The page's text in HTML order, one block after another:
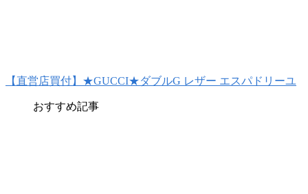
【直営店買付】★GUCCI★ダブルG レザー エスパドリーユ
おすすめ記事